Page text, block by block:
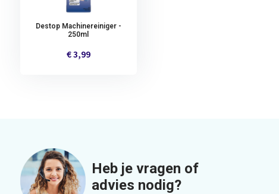
Destop Machinereiniger -
250ml
€ 3,99
Heb je vragen of
advies nodig?